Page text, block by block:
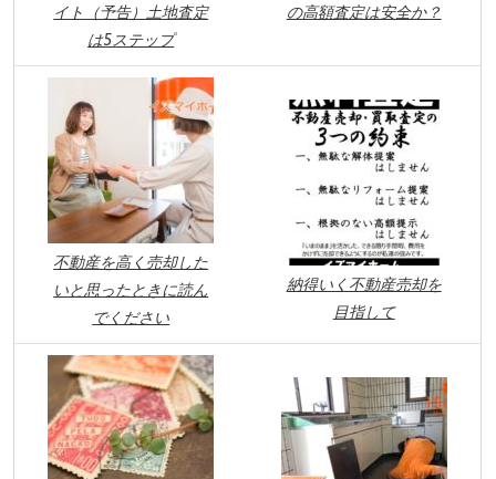
イト（予告）土地査定
は5ステップ
の高額査定は安全か？
不動産を高く売却した
いと思ったときに読ん
でください
納得いく不動産売却を
目指して